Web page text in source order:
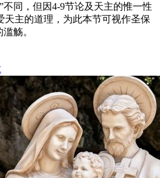
不同，但因4-9节论及天主的惟一性
天主的道理，为此本节可视作圣保
觞。